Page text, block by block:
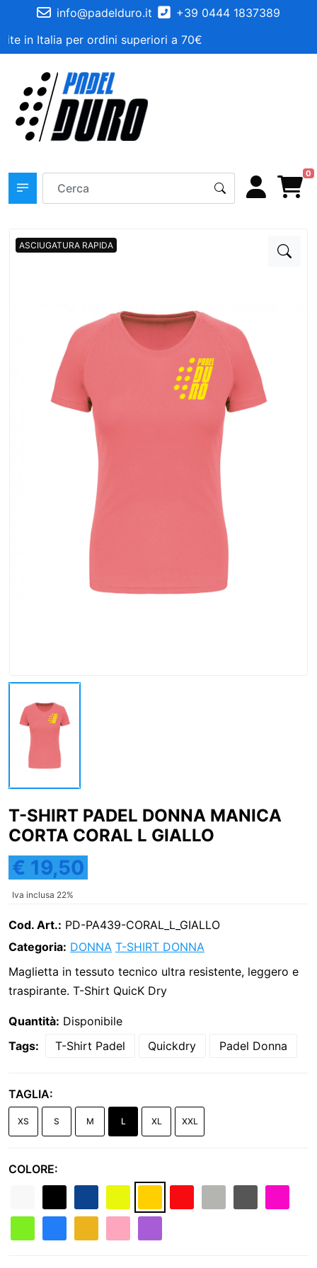
info@padelduro.it
+39 0444 1837389
in Italia per ordini superiori a 70€
0
ASCIUGATURA RAPIDA
T-SHIRT PADEL DONNA MANICA
CORTA CORAL L GIALLO
€ 19,50
Iva inclusa 22%
Cod. Art.: PD-PA439-CORAL_L_GIALLO
Categoria: DONNA T-SHIRT DONNA
Maglietta in tessuto tecnico ultra resistente, leggero e
traspirante. T-Shirt QuicK Dry
Quantità: Disponibile
Tags:
T-Shirt Padel Quickdry Padel Donna
TAGLIA:
XS S M L XL XXL
COLORE: